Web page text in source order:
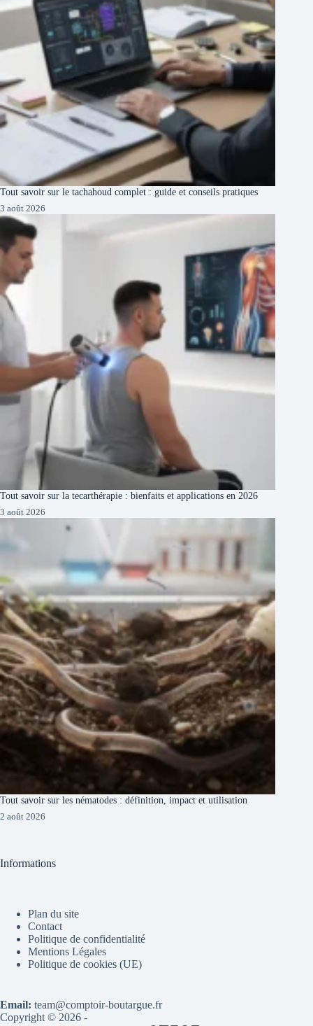
Tout savoir sur le tachahoud complet : guide et conseils pratiques
3 août 2026
Tout savoir sur la tecarthérapie : bienfaits et applications en 2026
3 août 2026
Tout savoir sur les nématodes : définition, impact et utilisation
2 août 2026
Informations
Plan du site
Contact
Politique de confidentialité
Mentions Légales
Politique de cookies (UE)
Email: team@comptoir-boutargue.fr
Copyright © 2026 -